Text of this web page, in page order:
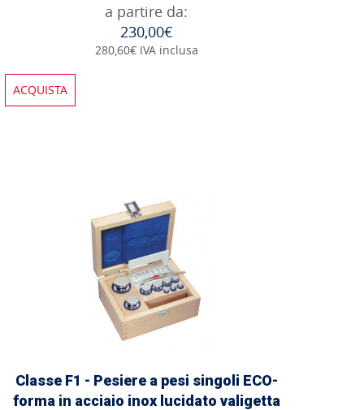
a partire da:
230,00€
280,60€ IVA inclusa
ACQUISTA
Classe F1 - Pesiere a pesi singoli ECO-
forma in acciaio inox lucidato valigetta